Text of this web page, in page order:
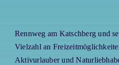
Rennweg am Katschberg und
Vielzahl an
Aktivurlauber und